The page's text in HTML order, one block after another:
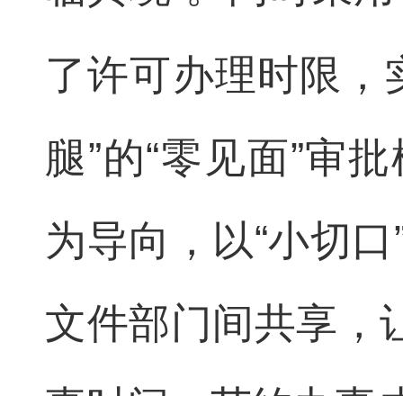
了许可办理时限，
腿”的“零见面”审
为导向，以“小切
文件部门间共享，